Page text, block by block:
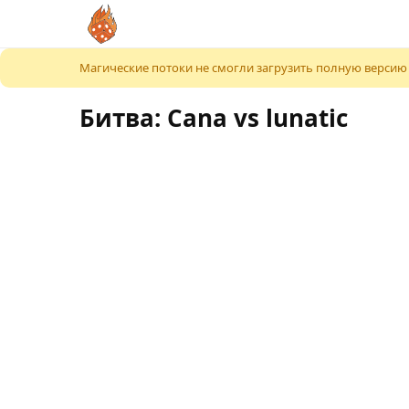
К содержимому
Магические потоки не смогли загрузить полную
Битва: Cana vs lunatic